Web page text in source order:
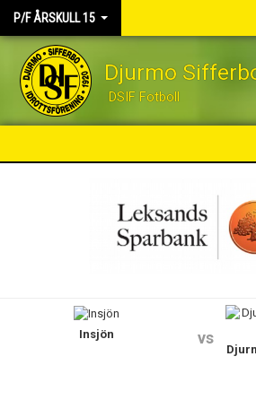
P/F ÅRSKULL 15
Djurmo
DSIF Fotboll
Insjön vs